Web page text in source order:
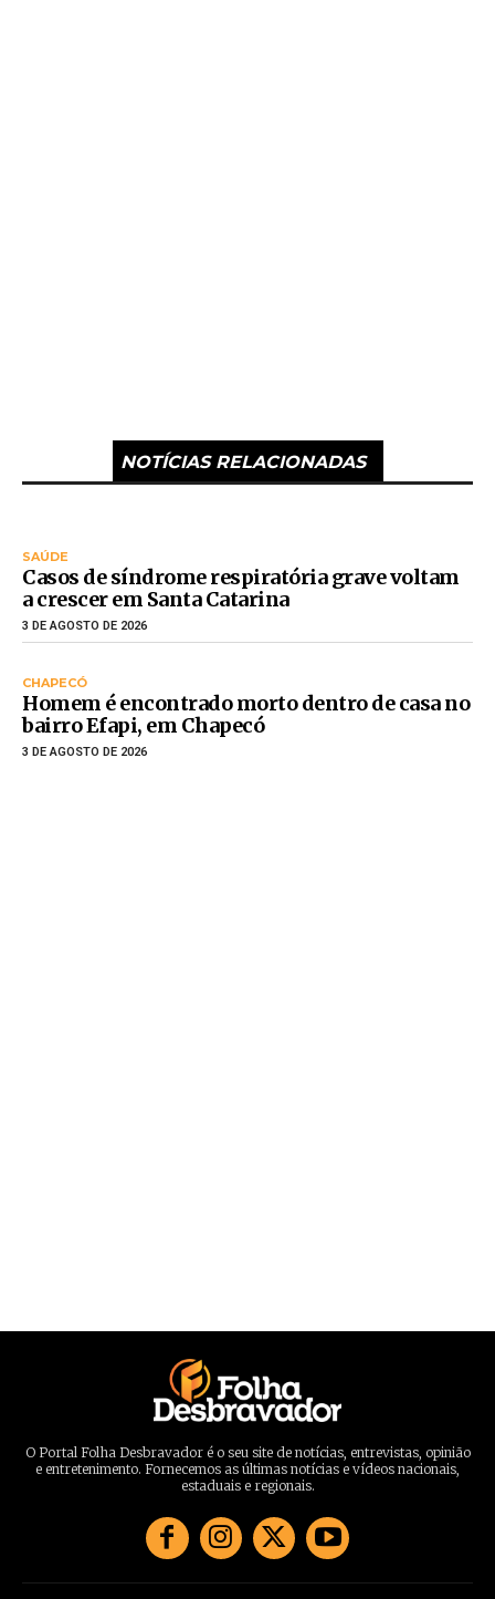
NOTÍCIAS RELACIONADAS
SAÚDE
Casos de síndrome respiratória grave voltam
a crescer em Santa Catarina
3 DE AGOSTO DE 2026
CHAPECÓ
Homem é encontrado morto dentro de casa no
bairro Efapi, em Chapecó
3 DE AGOSTO DE 2026
O Portal Folha Desbravador é o seu site de notícias, entrevistas, opinião
e entretenimento. Fornecemos as últimas notícias e vídeos nacionais,
estaduais e regionais.